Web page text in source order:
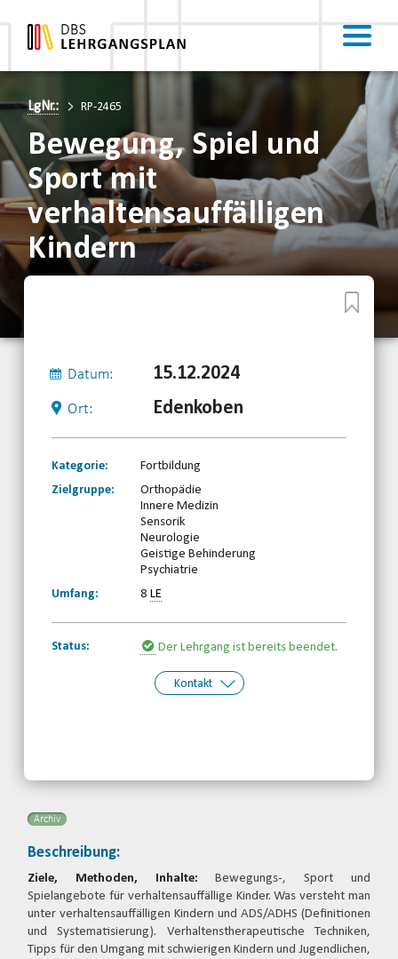
LgNr.: RP-2465
Bewegung, Spiel und
Sport mit
verhaltensauffälligen
Kindern
Datum: 15.12.2024
Ort: Edenkoben
Kategorie:
Fortbildung
Zielgruppe:
Orthopädie
Innere Medizin
Sensorik
Neurologie
Geistige Behinderung
Psychiatrie
Umfang:
8 LE
Status: Der Lehrgang ist bereits beendet.
Kontakt
Archiv
Beschreibung:
Ziele, Methoden, Inhalte: Bewegungs-, Sport und
Spielangebote für verhaltensauffällige Kinder. Was versteht man
unter verhaltensauffälligen Kindern und ADS/ADHS (Definitionen
und Systematisierung). Verhaltenstherapeutische Techniken,
Tipps für den Umgang mit schwierigen Kindern und Jugendlichen,